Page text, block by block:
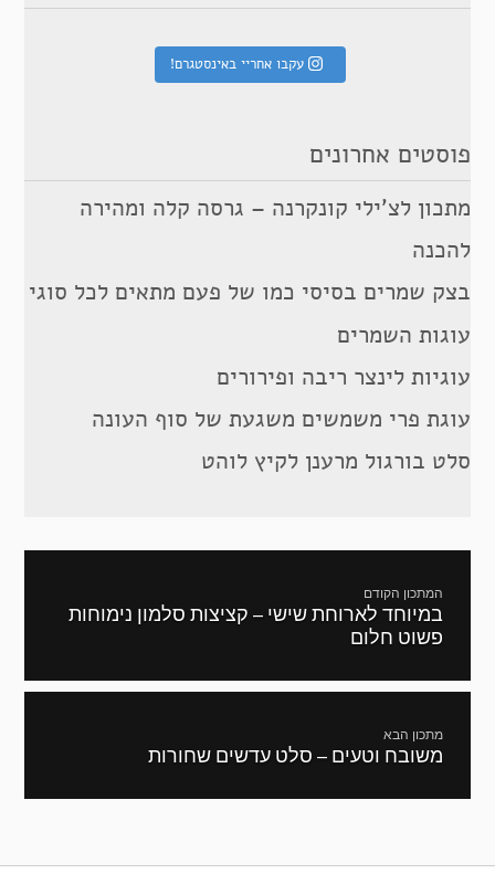
עקבו אחריי באינסטגרם!
פוסטים אחרונים
מתכון לצ’ילי קונקרנה – גרסה קלה ומהירה
להכנה
בצק שמרים בסיסי כמו של פעם מתאים לכל סוגי
עוגות השמרים
עוגיות לינצר ריבה ופירורים
עוגת פרי משמשים משגעת של סוף העונה
סלט בורגול מרענן לקיץ לוהט
המתכון הקודם
מתכון
קודם:
במיוחד לארוחת שישי – קציצות סלמון נימוחות
פשוט חלום
מתכון הבא
המתכון
משובח וטעים – סלט עדשים שחורות